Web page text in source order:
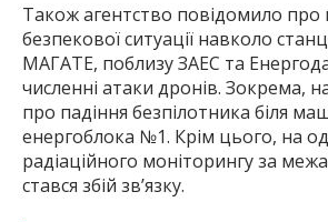
Також агентство повідомило про
безпекової ситуації навколо
МАГАТЕ, поблизу ЗАЕС та
численні атаки дронів. Зокрема,
про падіння безпілотника біля
енергоблока №1. Крім цього, на
радіаційного моніторингу за
стався збій зв’язку.